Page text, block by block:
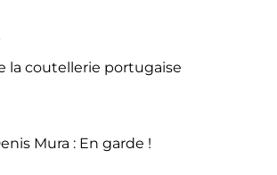
la coutellerie portugaise
Mura : En garde !